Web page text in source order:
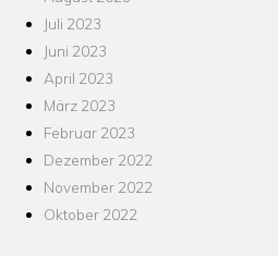
Juli 2023
Juni 2023
April 2023
März 2023
Februar 2023
Dezember 2022
November 2022
Oktober 2022